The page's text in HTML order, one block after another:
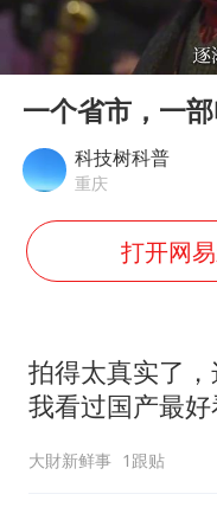
Play
00:00
一个省市，一部
科技树科普
重庆
打开网
拍得太真实了
我看过国产最好
大財新鲜事 1跟贴